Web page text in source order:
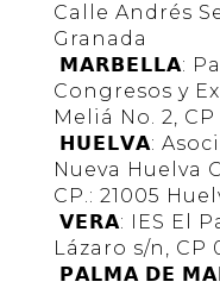
Calle Andrés
Granada
𝗠𝗔𝗥𝗕𝗘𝗟𝗟𝗔:
Congresos y
Meliá No. 2,
𝗛𝗨𝗘𝗟𝗩𝗔:
Nueva Huelva
CP.: 21005
𝗩𝗘𝗥𝗔: IES El
Lázaro s/n, CP
𝗣𝗔𝗟𝗠𝗔 𝗗𝗘